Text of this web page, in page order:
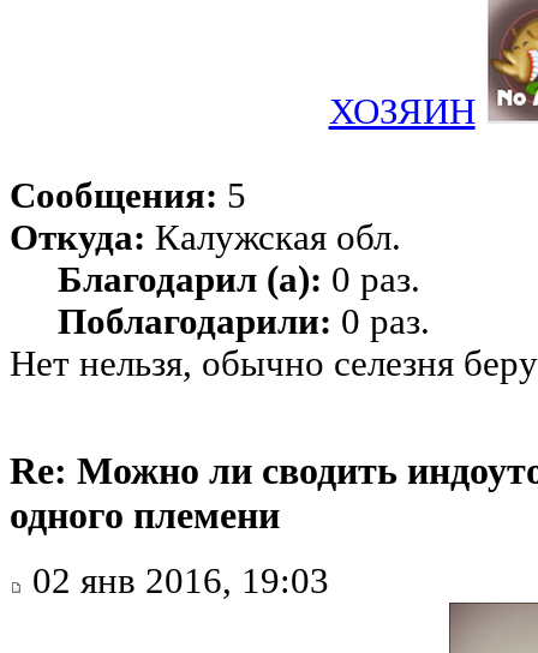
ХОЗЯИН
Сообщения: 5
Откуда: Калужская обл.
Благодарил (а): 0 раз.
Поблагодарили: 0 раз.
Нет нельзя, обычно селезня
Re: Можно ли сводить
одного племени
02 янв 2016, 19:03